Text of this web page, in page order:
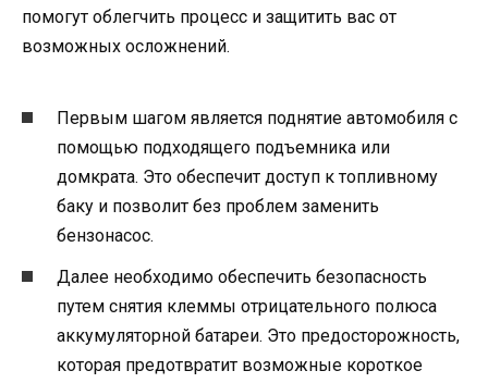
помогут облегчить процесс и защитить вас от
возможных осложнений.
Первым шагом является поднятие автомобиля с
помощью подходящего подъемника или
домкрата. Это обеспечит доступ к топливному
баку и позволит без проблем заменить
бензонасос.
Далее необходимо обеспечить безопасность
путем снятия клеммы отрицательного полюса
аккумуляторной батареи. Это предосторожность,
которая предотвратит возможные короткое